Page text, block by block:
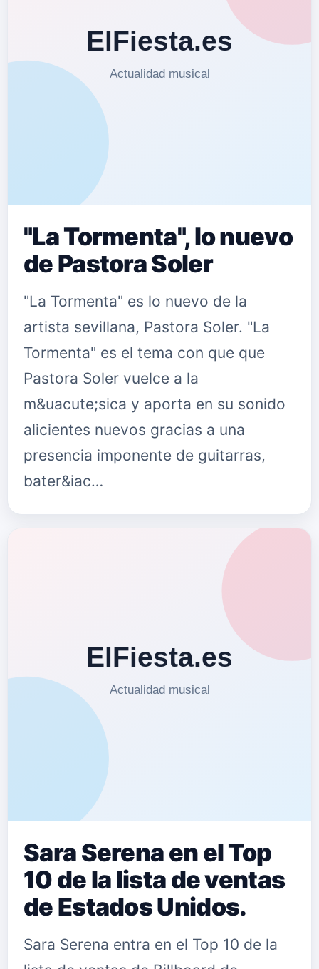
"La Tormenta", lo nuevo
de Pastora Soler
"La Tormenta" es lo nuevo de la
artista sevillana, Pastora Soler. "La
Tormenta" es el tema con que que
Pastora Soler vuelce a la
m&uacute;sica y aporta en su sonido
alicientes nuevos gracias a una
presencia imponente de guitarras,
bater&iac…
Sara Serena en el Top
10 de la lista de ventas
de Estados Unidos.
Sara Serena entra en el Top 10 de la